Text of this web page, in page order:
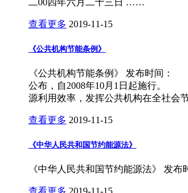
查看更多 2019-11-15
《公共机构节能条例》
《公共机构节能条例》 发布时间
公布，自2008年10月1日起施
源利用效率，发挥公共机构在全社
查看更多 2019-11-15
《中华人民共和国节约能源法》
《中华人民共和国节约能源法》